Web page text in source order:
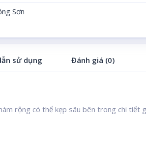
Sơn
sử dụng Đánh giá (0)
rộng có thể kẹp sâu bên trong chi tiết